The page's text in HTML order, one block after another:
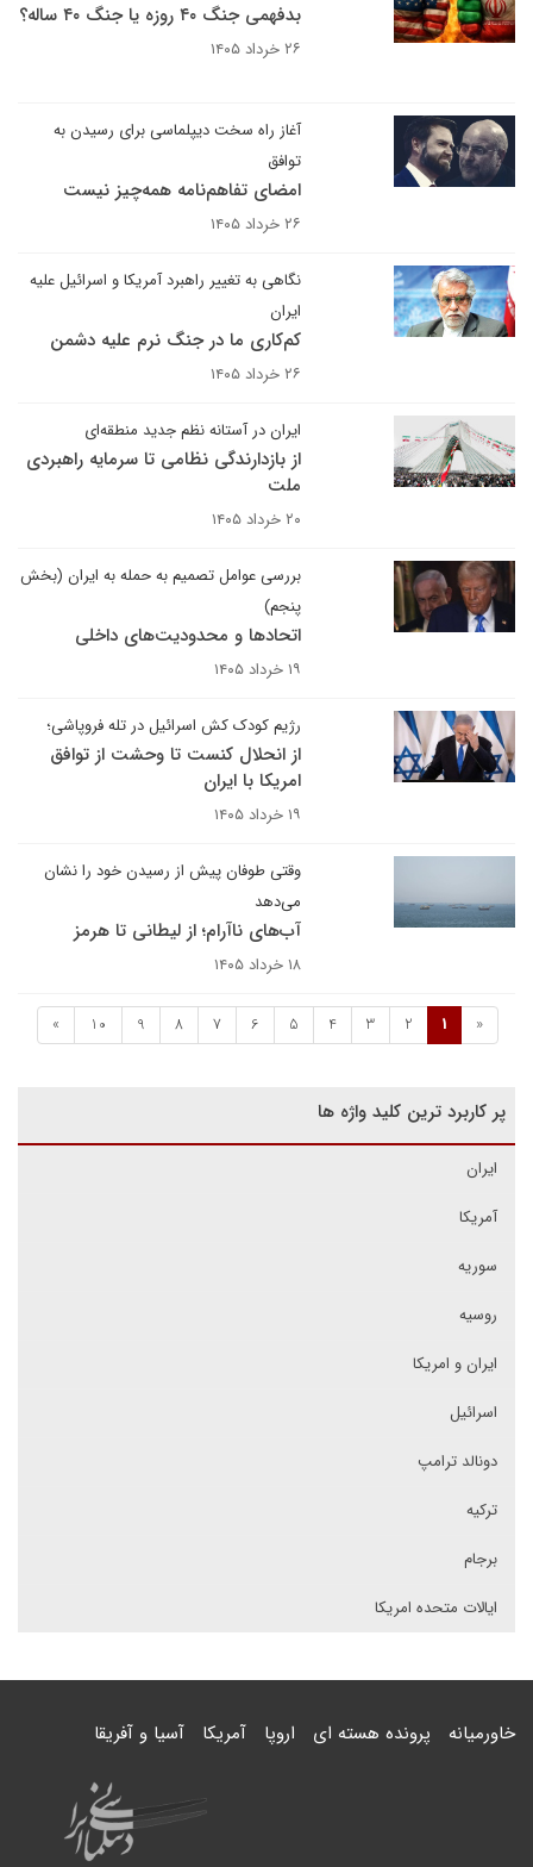
بدفهمی جنگ ۴۰ روزه یا جنگ ۴۰ ساله؟
۲۶ خرداد ۱۴۰۵
آغاز راه سخت دیپلماسی برای رسیدن به
توافق
امضای تفاهم‌نامه همه‌چیز نیست
۲۶ خرداد ۱۴۰۵
نگاهی به تغییر راهبرد آمریکا و اسرائیل علیه
ایران
کم‌کاری ما در جنگ نرم علیه دشمن
۲۶ خرداد ۱۴۰۵
ایران در آستانه نظم جدید منطقه‌ای
از بازدارندگی نظامی تا سرمایه راهبردی
ملت
۲۰ خرداد ۱۴۰۵
بررسی عوامل تصمیم به حمله به ایران (بخش
پنجم)
اتحادها و محدودیت‌های داخلی
۱۹ خرداد ۱۴۰۵
رژیم کودک کش اسرائیل در تله فروپاشی؛
از انحلال کنست تا وحشت از توافق
امریکا با ایران
۱۹ خرداد ۱۴۰۵
وقتی طوفان پیش از رسیدن خود را نشان
می‌دهد
آب‌های ناآرام؛ از لیطانی تا هرمز
۱۸ خرداد ۱۴۰۵
«
1
2
3
4
5
6
7
8
9
10
»
پر کاربرد ترین کلید واژه ها
ایران
آمریکا
سوریه
روسیه
ایران و امریکا
اسرائیل
دونالد ترامپ
ترکیه
برجام
ایالات متحده امریکا
خاورمیانه پرونده هسته ای اروپا آمریکا آسیا و آفریقا